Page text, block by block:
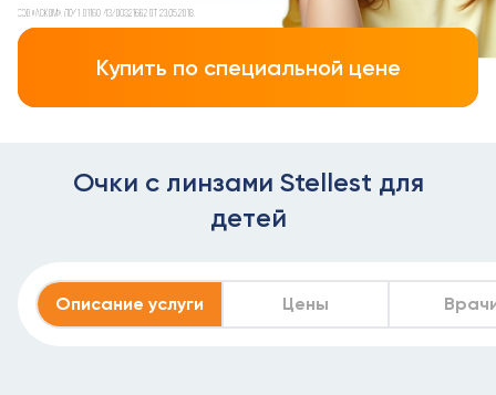
Купить по специальной цене
Очки с линзами Stellest для
детей
Описание услуги Цены